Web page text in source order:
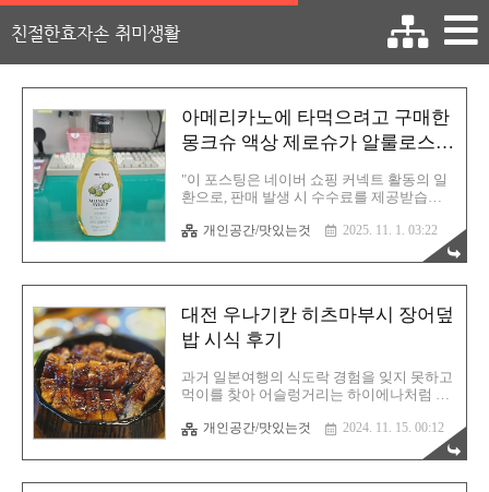
친절한효자손 취미생활
아메리카노에 타먹으려고 구매한
몽크슈 액상 제로슈가 알룰로스
"이 포스팅은 네이버 쇼핑 커넥트 활동의 일
환으로, 판매 발생 시 수수료를 제공받습니
십니다. 20대 때는 카페인따위 소화해냈는데
이제 나이가 들고나니 카페인만 먹으면 밤에
잠을 못 자는 체력으로 변했습니다. 그래서
디카페인 또는 아메리카노 완전 연하게 정도
소유자! 쓴 건 싫어한단 말입니다요. 결국 아
메리카노에 타먹을 이걸 구매했습니다. 혈당
관리도 해야 하는 나이여서 꿀이라던지 시럽
보다는 역시 천연 감미료가 좋을 것 같았습
니다. 어차피 소량 타먹을 것이기에 괜찮지
않을까 싶어요. 몽크슈 액상 알룰로스 제품
입니다. 천연 감미료이기에 합성 감미료 보
다는 좀 더 안전할 것으로 기대합니다. 아메
리카노에 적당히 덜어 먹으니 ..
개인공간/맛있는것 2025. 11. 1. 03:22
대전 우나기칸 히츠마부시 장어덮
밥 시식 후기
과거 일본여행의 식도락 경험을 잊지 못하고
먹이를 찾아 어슬렁거리는 하이에나처럼 일
결국 우나기칸이라고 하는 히츠마부시 전문
점을 찾았고 일주일 이후 방문해 보았습니
다. 아직 검증되지 않은 곳이기에 혼자 가려
고 했는데 모임에서 이야기를 하니 한 분께
개인공간/맛있는것 2024. 11. 15. 00:12